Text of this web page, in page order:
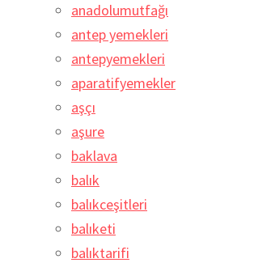
anadolumutfağı
antep yemekleri
antepyemekleri
aparatifyemekler
aşçı
aşure
baklava
balık
balıkceşitleri
balıketi
balıktarifi